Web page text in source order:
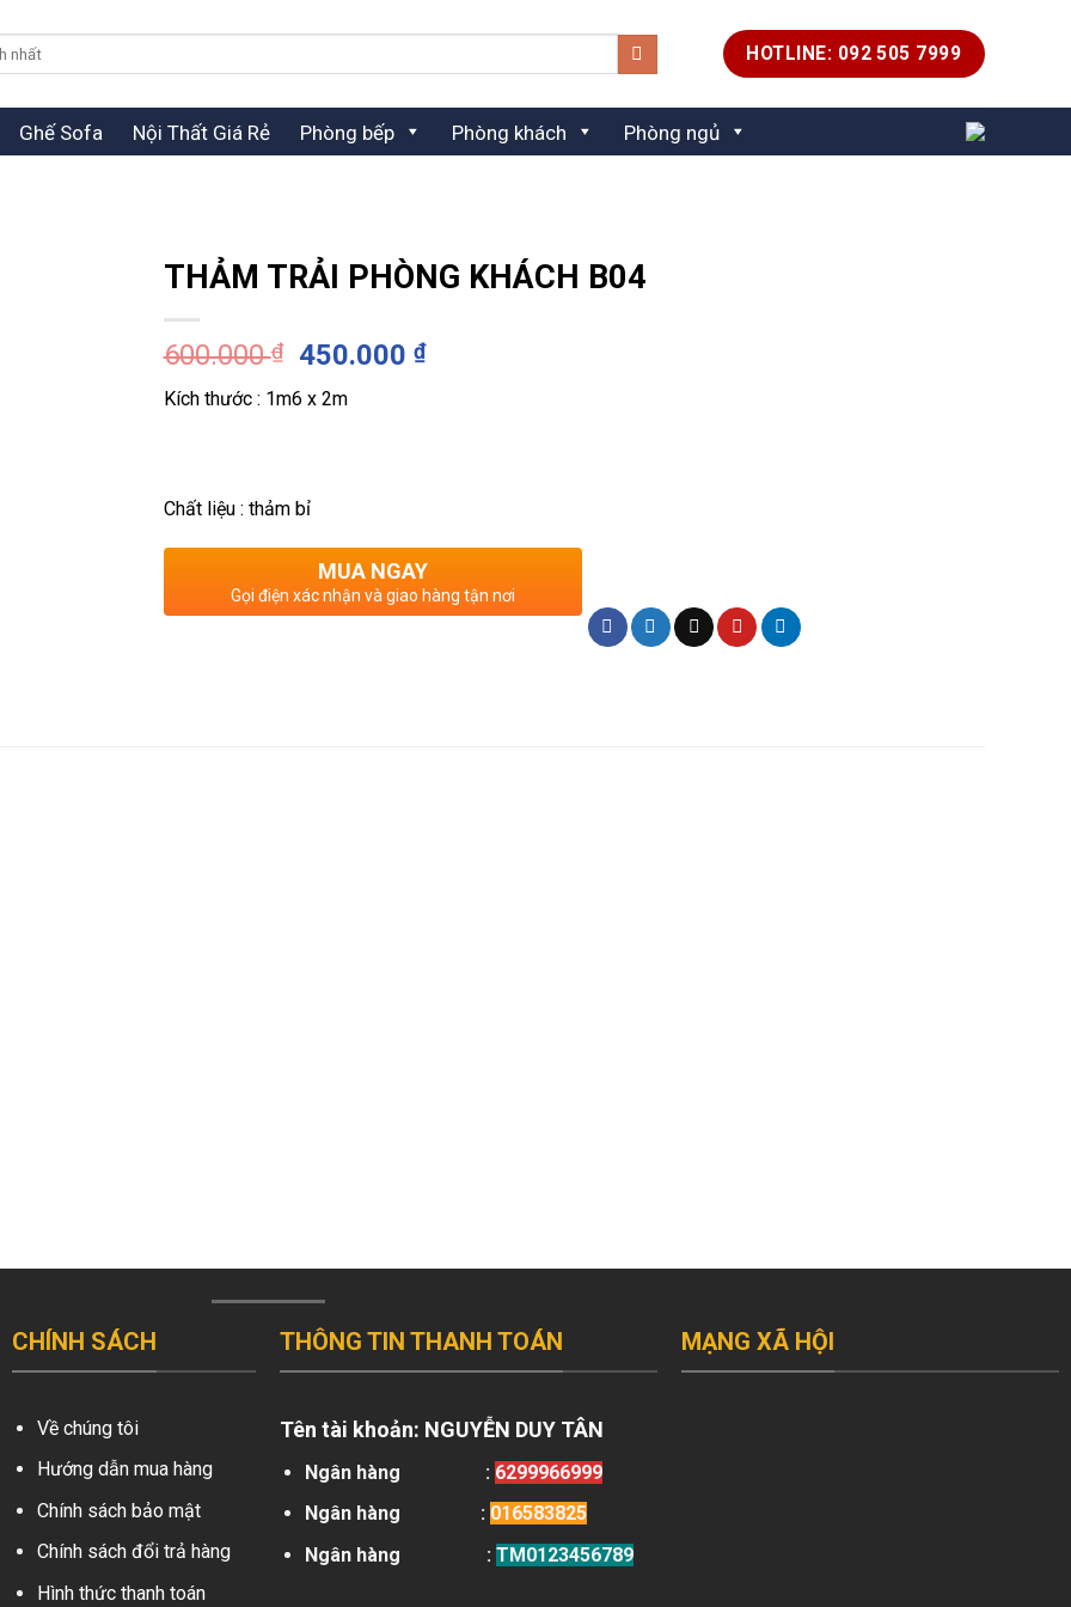
HOTLINE: 092 505 7999
Ghế Sofa Nội Thất Giá Rẻ Phòng bếp Phòng khách Phòng ngủ
THẢM TRẢI PHÒNG KHÁCH B04
600.000₫
Giá
gốc
là:
450.000 ₫Giá
Kích thước : 1m6 x 2m
Chất liệu : thảm bỉ
MUA NGAY
Gọi điện xác nhận và giao hàng tận nơi
CHÍNH SÁCH
Về chúng tôi
Hướng dẫn mua hàng
Chính sách bảo mật
Chính sách đổi trả hàng
Hình thức thanh toán
THÔNG TIN THANH TOÁN
Tên tài khoản: NGUYỄN DUY TÂN
Ngân hàng : 6299966999
Ngân hàng
: 016583825
Ngân hàng
: TM0123456789
MẠNG XÃ HỘI